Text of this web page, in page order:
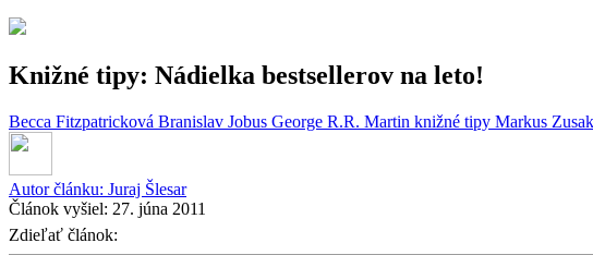
Knižné tipy: Nádielka bestsellerov na leto!
Becca Fitzpatricková Branislav Jobus George R.R. Martin knižné tipy Markus Zusak
Autor článku: Juraj Šlesar
Článok vyšiel: 27. júna 2011
Zdieľať článok: